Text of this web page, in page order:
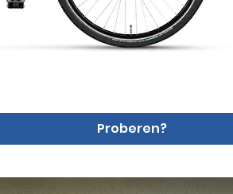
Proberen?